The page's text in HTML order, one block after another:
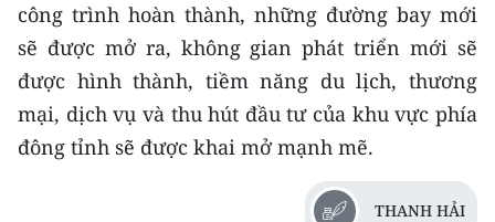
công trình hoàn thành, những đường bay mới
sẽ được mở ra, không gian phát triển mới sẽ
được hình thành, tiềm năng du lịch, thương
mại, dịch vụ và thu hút đầu tư của khu vực phía
đông tỉnh sẽ được khai mở mạnh mẽ.
THANH HẢI